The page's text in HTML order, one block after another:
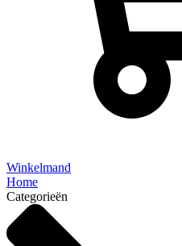
Winkelmand
Home
Categorieën